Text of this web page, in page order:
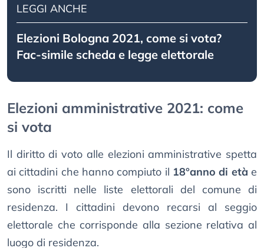
LEGGI ANCHE
Elezioni Bologna 2021, come si vota?
Fac-simile scheda e legge elettorale
Elezioni amministrative 2021: come
si vota
Il diritto di voto alle elezioni amministrative spetta
ai cittadini che hanno compiuto il 18°anno di età e
sono iscritti nelle liste elettorali del comune di
residenza. I cittadini devono recarsi al seggio
elettorale che corrisponde alla sezione relativa al
luogo di residenza.